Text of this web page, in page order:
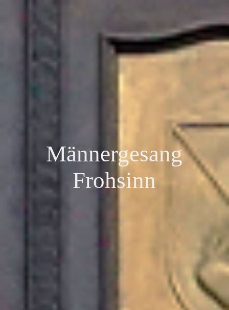
Männergesang
Frohsinn